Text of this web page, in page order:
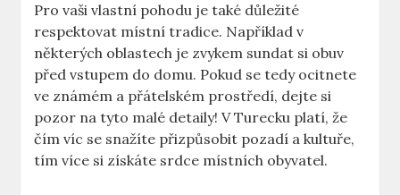
Pro vaši vlastní pohodu je také důležité
respektovat místní tradice. Například v
některých oblastech je zvykem sundat si obuv
před vstupem do domu. Pokud se tedy ocitnete
ve známém a přátelském prostředí, dejte si
pozor na tyto malé detaily! V Turecku platí, že
čím víc se snažíte přizpůsobit pozadí a kultuře,
tím více si získáte srdce místních obyvatel.